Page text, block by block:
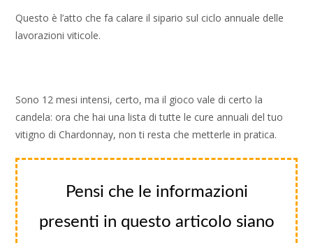
Questo è l’atto che fa calare il sipario sul ciclo annuale delle
lavorazioni viticole.
Sono 12 mesi intensi, certo, ma il gioco vale di certo la
candela: ora che hai una lista di tutte le cure annuali del tuo
vitigno di Chardonnay, non ti resta che metterle in pratica.
Pensi che le informazioni
presenti in questo articolo siano